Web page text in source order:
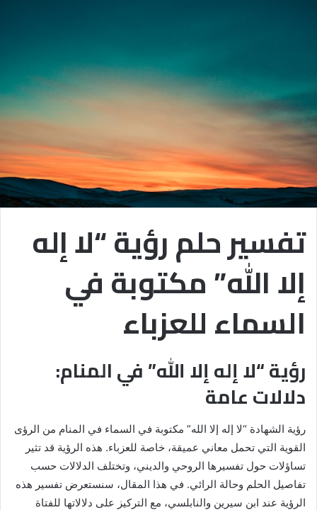
تفسير حلم رؤية “لا إله
إلا الله” مكتوبة في
السماء للعزباء
رؤية “لا إله إلا الله” في المنام:
دلالات عامة
رؤية الشهادة “لا إله إلا الله” مكتوبة في السماء في المنام من الرؤى
القوية التي تحمل معاني عميقة، خاصة للعزباء. هذه الرؤية قد تثير
تساؤلات حول تفسيرها الروحي والديني، وتختلف الدلالات حسب
تفاصيل الحلم وحالة الرائي. في هذا المقال، سنستعرض تفسير هذه
الرؤية عند ابن سيرين والنابلسي، مع التركيز على دلالاتها للفتاة